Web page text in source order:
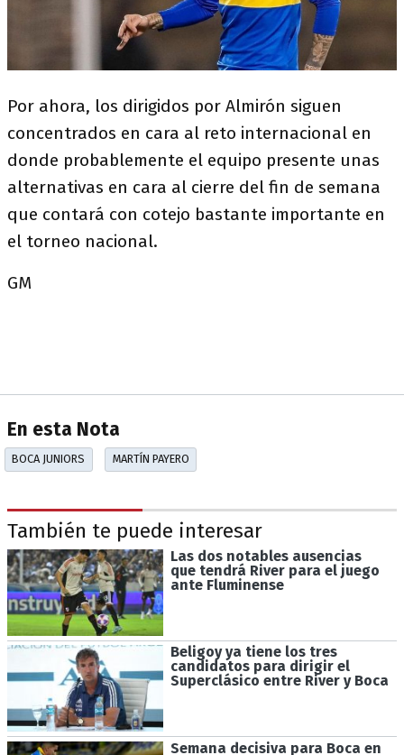
Por ahora, los dirigidos por Almirón siguen
concentrados en cara al reto internacional en
donde probablemente el equipo presente unas
alternativas en cara al cierre del fin de semana
que contará con cotejo bastante importante en
el torneo nacional.
GM
En esta Nota
BOCA JUNIORS MARTÍN PAYERO
También te puede interesar
Las dos notables ausencias
que tendrá River para el juego
ante Fluminense
Beligoy ya tiene los tres
candidatos para dirigir el
Superclásico entre River y Boca
Semana decisiva para Boca en